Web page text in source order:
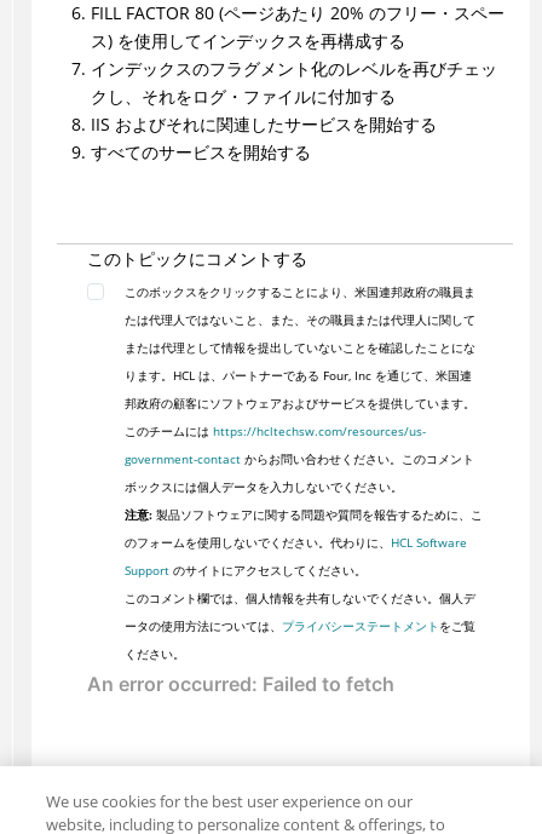
FILL FACTOR 80 (ページあたり 20% のフリー・スペー
ス) を使用してインデックスを再構成する
インデックスのフラグメント化のレベルを再びチェッ
クし、それをログ・ファイルに付加する
IIS およびそれに関連したサービスを開始する
すべてのサービスを開始する
このトピックにコメントする
このボックスをクリックすることにより、米国連邦政府の職員ま
たは代理人ではないこと、また、その職員または代理人に関して
または代理として情報を提出していないことを確認したことにな
ります。HCL は、パートナーである Four, Inc を通じて、米国連
邦政府の顧客にソフトウェアおよびサービスを提供しています。
このチームには https://hcltechsw.com/resources/us-
government-contactからお問い合わせください。このコメント
ボックスには個人データを入力しないでください。
注意:製品ソフトウェアに関する問題や質問を報告するために、こ
のフォームを使用しないでください。代わりに、 HCL Software
Supportのサイトにアクセスしてください。
このコメント欄では、個人情報を共有しないでください。個人デ
ータの使用方法については、 プライバシーステートメント をご覧
ください。
We use cookies for the best user experience on our
website, including to personalize content & offerings, to